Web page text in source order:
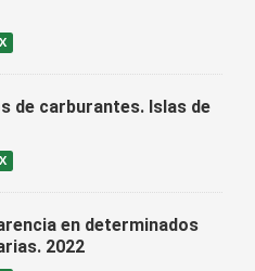
de carburantes. Islas de
en determinados
2022